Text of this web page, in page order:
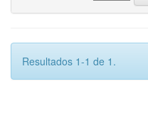
Resultados 1-1 de 1.